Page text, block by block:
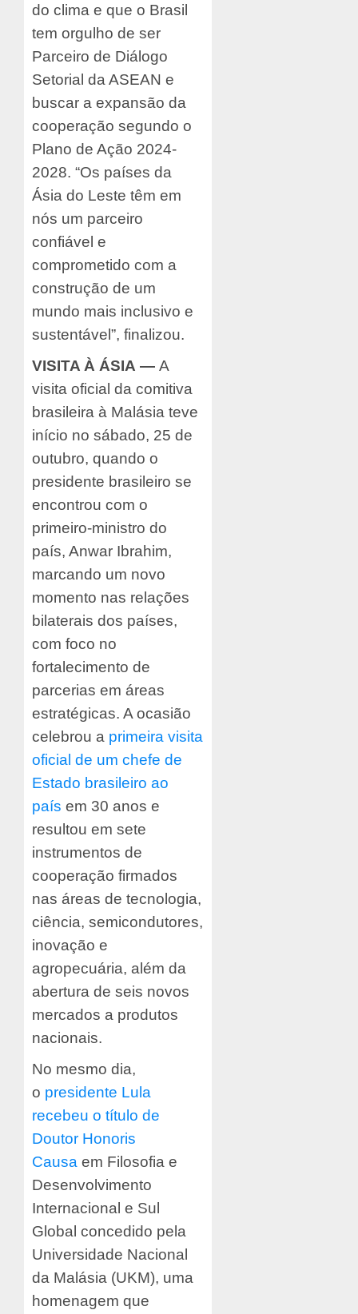
do clima e que o Brasil
tem orgulho de ser
Parceiro de Diálogo
Setorial da ASEAN e
buscar a expansão da
cooperação segundo o
Plano de Ação 2024-
2028. “Os países da
Ásia do Leste têm em
nós um parceiro
confiável e
comprometido com a
construção de um
mundo mais inclusivo e
sustentável”, finalizou.
VISITA À ÁSIA — A
visita oficial da comitiva
brasileira à Malásia teve
início no sábado, 25 de
outubro, quando o
presidente brasileiro se
encontrou com o
primeiro-ministro do
país, Anwar Ibrahim,
marcando um novo
momento nas relações
bilaterais dos países,
com foco no
fortalecimento de
parcerias em áreas
estratégicas. A ocasião
celebrou a primeira visita
oficial de um chefe de
Estado brasileiro ao
país em 30 anos e
resultou em sete
instrumentos de
cooperação firmados
nas áreas de tecnologia,
ciência, semicondutores,
inovação e
agropecuária, além da
abertura de seis novos
mercados a produtos
nacionais.
No mesmo dia,
o presidente Lula
recebeu o título de
Doutor Honoris
Causa em Filosofia e
Desenvolvimento
Internacional e Sul
Global concedido pela
Universidade Nacional
da Malásia (UKM), uma
homenagem que